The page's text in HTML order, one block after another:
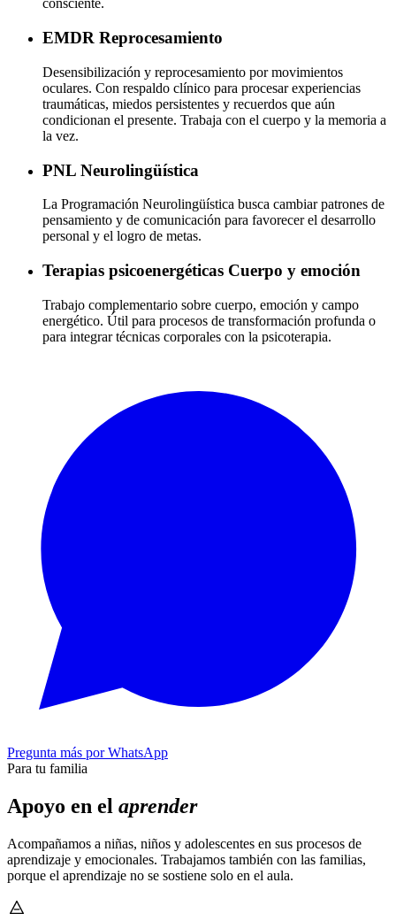
consciente.
EMDR Reprocesamiento
Desensibilización y reprocesamiento por movimientos
oculares. Con respaldo clínico para procesar experiencias
traumáticas, miedos persistentes y recuerdos que aún
condicionan el presente. Trabaja con el cuerpo y la memoria a
la vez.
PNL Neurolingüística
La Programación Neurolingüística busca cambiar patrones de
pensamiento y de comunicación para favorecer el desarrollo
personal y el logro de metas.
Terapias psicoenergéticas Cuerpo y emoción
Trabajo complementario sobre cuerpo, emoción y campo
energético. Útil para procesos de transformación profunda o
para integrar técnicas corporales con la psicoterapia.
Pregunta más por WhatsApp
Para tu familia
Apoyo en el aprender
Acompañamos a niñas, niños y adolescentes en sus procesos de
aprendizaje y emocionales. Trabajamos también con las familias,
porque el aprendizaje no se sostiene solo en el aula.